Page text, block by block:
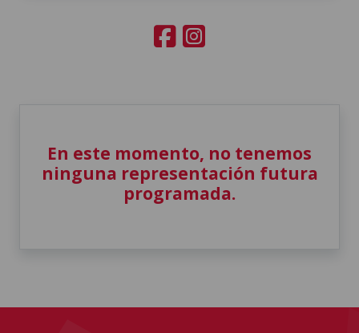
En este momento, no tenemos
ninguna representación futura
programada.